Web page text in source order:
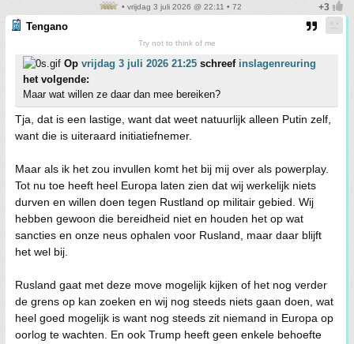
• vrijdag 3 juli 2026 @ 22:11 • 72
Tengano
Try not to think of me
Op vrijdag 3 juli 2026 21:25 schreef inslagenreuring
het volgende:
Maar wat willen ze daar dan mee bereiken?
Tja, dat is een lastige, want dat weet natuurlijk alleen Putin zelf,
want die is uiteraard initiatiefnemer.
Maar als ik het zou invullen komt het bij mij over als powerplay.
Tot nu toe heeft heel Europa laten zien dat wij werkelijk niets
durven en willen doen tegen Rustland op militair gebied. Wij
hebben gewoon die bereidheid niet en houden het op wat
sancties en onze neus ophalen voor Rusland, maar daar blijft
het wel bij.
Rusland gaat met deze move mogelijk kijken of het nog verder
de grens op kan zoeken en wij nog steeds niets gaan doen, wat
heel goed mogelijk is want nog steeds zit niemand in Europa op
oorlog te wachten. En ook Trump heeft geen enkele behoefte